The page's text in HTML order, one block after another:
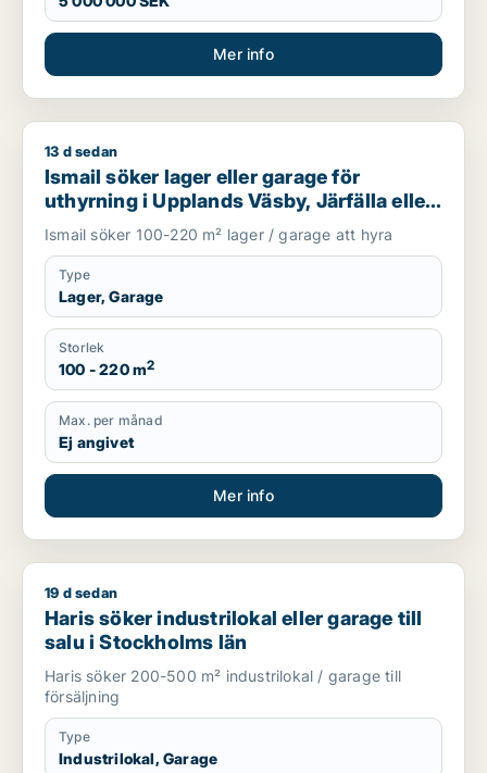
Mer info
Ismail söker lager eller garage för uthyrning i Upplands
13 d sedan
Ismail söker lager eller garage för
uthyrning i Upplands Väsby, Järfälla eller
Upplands-Bro m.fl.
Ismail söker 100-220 m² lager / garage att hyra
Type
Lager, Garage
Storlek
100 - 220 m2
Max. per månad
Ej angivet
Mer info
Haris söker industrilokal eller garage till salu i Stockholms län
19 d sedan
Haris söker industrilokal eller garage till
salu i Stockholms län
Haris söker 200-500 m² industrilokal / garage till
försäljning
Type
Industrilokal, Garage